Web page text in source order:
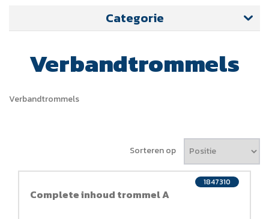
Categorie
Verbandtrommels
Verbandtrommels
Sorteren op
Complete inhoud trommel A
1847310